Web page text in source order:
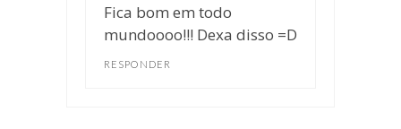
Fica bom em todo
mundoooo!!! Dexa disso =D
RESPONDER